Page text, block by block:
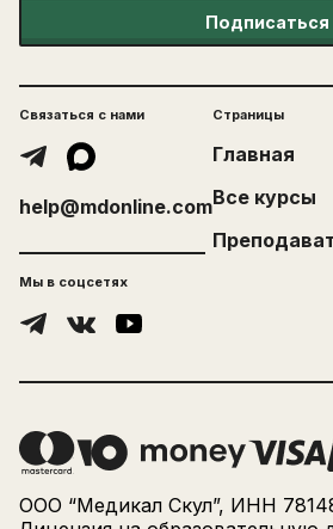
Подписаться
Связаться с нами
help@mdonline.com
Страницы
Главная
Все курсы
Мы в соцсетях
ООО “Медикал Скул”, ИНН